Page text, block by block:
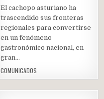
El cachopo asturiano ha
trascendido sus fronteras
regionales para convertirse
en un fenómeno
gastronómico nacional, en
gran…
COMUNICADOS